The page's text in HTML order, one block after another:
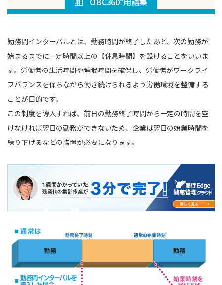
勤務間インターバルとは、勤務時間が終了したあと、次の勤務が
始まるまでに一定時間以上の【休息時間】を設けることをいいま
す。労働者の生活時間や睡眠時間を確保し、労働者がワークライ
フバランスを保ちながら働き続けられるよう労働環境を整備する
ことが目的です。
この制度を導入すれば、前日の勤務終了時間から一定の時間を空
けなければ翌日の勤務ができないため、企業は翌日の始業時間を
繰り下げるなどの措置が必要になります。